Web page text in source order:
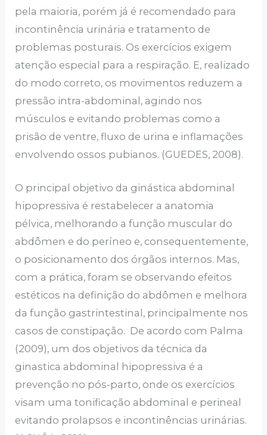
pela maioria, porém já é recomendado para
incontinência urinária e tratamento de
problemas posturais. Os exercícios exigem
atenção especial para a respiração. E, realizado
do modo correto, os movimentos reduzem a
pressão intra-abdominal, agindo nos
músculos e evitando problemas como a
prisão de ventre, fluxo de urina e inflamações
envolvendo ossos pubianos. (GUEDES, 2008).
O principal objetivo da ginástica abdominal
hipopressiva é restabelecer a anatomia
pélvica, melhorando a função muscular do
abdômen e do períneo e, consequentemente,
o posicionamento dos órgãos internos. Mas,
com a prática, foram se observando efeitos
estéticos na definição do abdômen e melhora
da função gastrintestinal, principalmente nos
casos de constipação. De acordo com Palma
(2009), um dos objetivos da técnica da
ginastica abdominal hipopressiva é a
prevenção no pós-parto, onde os exercícios
visam uma tonificação abdominal e perineal
evitando prolapsos e incontinências urinárias.